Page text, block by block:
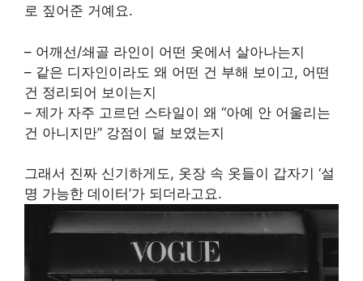
로 짚어준 거예요.
– 어깨선/쇄골 라인이 어떤 옷에서 살아나는지
– 같은 디자인이라도 왜 어떤 건 부해 보이고, 어떤
건 정리되어 보이는지
– 제가 자주 고르던 스타일이 왜 “아예 안 어울리는
건 아니지만” 강점이 덜 보였는지
그래서 진짜 신기하게도, 옷장 속 옷들이 갑자기 ‘설
명 가능한 데이터’가 되더라고요.